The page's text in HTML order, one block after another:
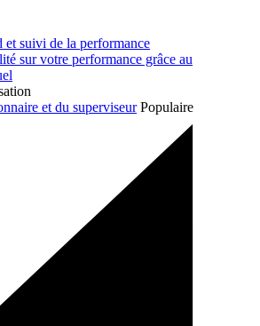
et suivi de la performance
sur votre performance grâce au
et du superviseur Populaire